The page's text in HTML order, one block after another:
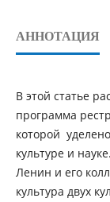
АННОТАЦИЯ
В этой статье
программа
которой
культуре и
Ленин и его
культура двух